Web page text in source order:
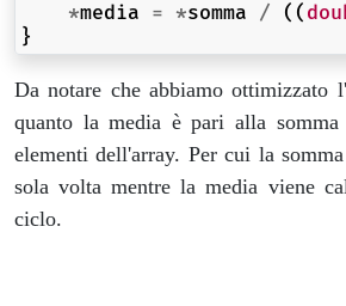
*media = *somma / ((
}
Da notare che abbiamo ottimizzato
quanto la media è pari alla
elementi dell'array. Per cui la
sola volta mentre la media viene
ciclo.